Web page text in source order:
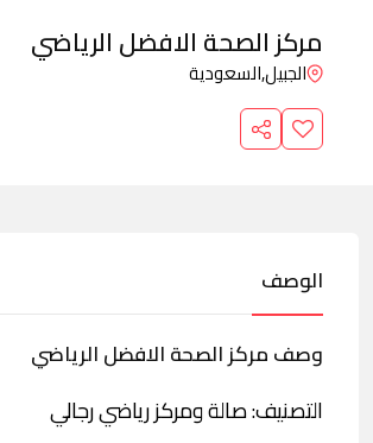
مركز الصحة الافضل الرياضي
الجبيل,السعودية
الوصف
وصف مركز الصحة الافضل الرياضي
التصنيف: صالة ومركز رياضي رجالي